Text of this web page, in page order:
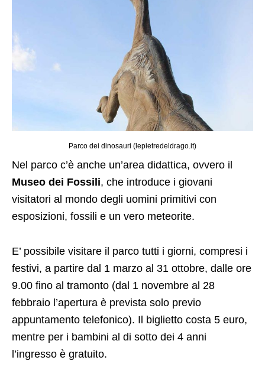
Parco dei dinosauri (lepietredeldrago.it)
Nel parco c’è anche un’area didattica, ovvero il
Museo dei Fossili, che introduce i giovani
visitatori al mondo degli uomini primitivi con
esposizioni, fossili e un vero meteorite.
E’ possibile visitare il parco tutti i giorni, compresi i
festivi, a partire dal 1 marzo al 31 ottobre, dalle ore
9.00 fino al tramonto (dal 1 novembre al 28
febbraio l’apertura è prevista solo previo
appuntamento telefonico). Il biglietto costa 5 euro,
mentre per i bambini al di sotto dei 4 anni
l’ingresso è gratuito.